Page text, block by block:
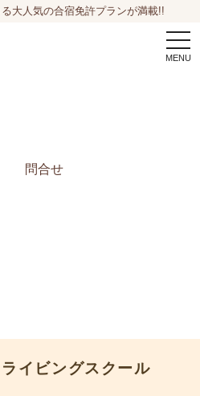
大人気の合宿免許プランが満載!!
問合せ
イビングスクール